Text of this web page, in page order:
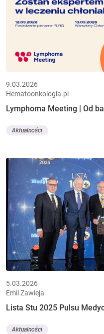
9.03.2026
Hematoonkologia.pl
Lymphoma Meeting | Od
Aktualności
5.03.2026
Emil Zawieja
Lista Stu 2025 Pulsu
Aktualności